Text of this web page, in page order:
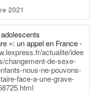
2021
»: un appel en France -
actualite/idee
changement-de-sexe-
nous-ne-pouvons-
face-a-une-grave-